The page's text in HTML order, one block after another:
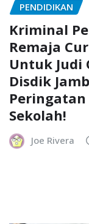
PENDIDIKAN
Kriminal
Remaja
Untuk Judi
Disdik
Peringatan
Sekolah!
Joe Rivera